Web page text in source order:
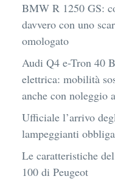
BMW R 1250 GS:
davvero con uno
omologato
Audi Q4 e-Tron 40
elettrica: mobilità
anche con noleggio
Ufficiale l’arrivo
lampeggianti
Le caratteristiche
100 di Peugeot